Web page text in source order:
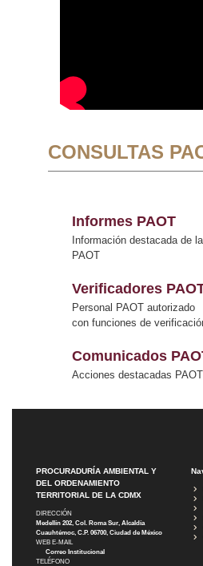
CONSULTAS
Informes PAOT
Información destacada de
PAOT
Verificadores
Personal PAOT autorizado
con funciones de
Comunicados
Acciones destacadas PAOT
PROCURADURÍA AMBIENTAL Y
DEL ORDENAMIENTO
TERRITORIAL DE LA CDMX
DIRECCIÓN
Medellín 202, Col. Roma Sur, Alcaldía
Cuauhtémoc, C.P. 06700, Ciudad de México
WEB E-MAIL
Correo Institucional
TELÉFONO